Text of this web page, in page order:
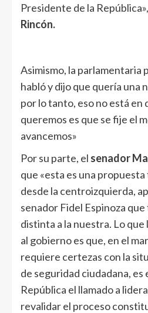
Presidente de la
Rincón.
Asimismo, la parlamentaria
habló y dijo que quería una
por lo tanto, eso no está en
queremos es que se fije el
avancemos»
Por su parte, el senador
que «esta es una
desde la centroizquierda,
senador Fidel Espinoza
distinta a la nuestra. Lo
al gobierno es que, en el
requiere certezas con la
de seguridad ciudadana, es
República el llamado a
revalidar el proceso